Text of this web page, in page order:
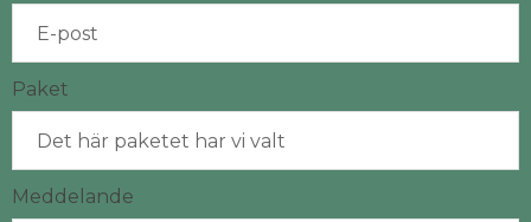
Paket
Meddelande